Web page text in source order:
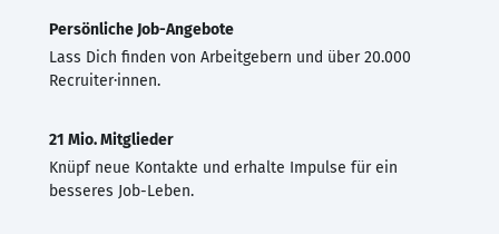
Persönliche Job-Angebote
Lass Dich finden von Arbeitgebern und über 20.000
Recruiter·innen.
21 Mio. Mitglieder
Knüpf neue Kontakte und erhalte Impulse für ein
besseres Job-Leben.